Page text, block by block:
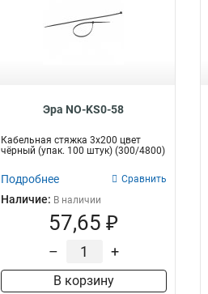
Эра NO-KS0-58
Кабельная стяжка 3x200 цвет
чёрный (упак. 100 штук) (300/4800)
Подробнее Сравнить
Наличие: В наличии
57,65 ₽
– +
В корзину